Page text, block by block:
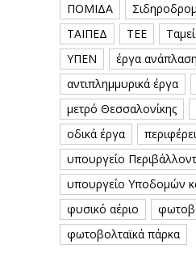
ΠΟΜΙΔΑ
ΤΑΙΠΕΔ
ΤΕΕ
ΥΠΕΝ
έργα
αντιπλημμυρικά έργα
μετρό Θεσσαλονίκης
οδικά έργα
υπουργείο
υπουργείο Υποδομών
φυσικό αέριο
φωτοβολταϊκά πάρκα